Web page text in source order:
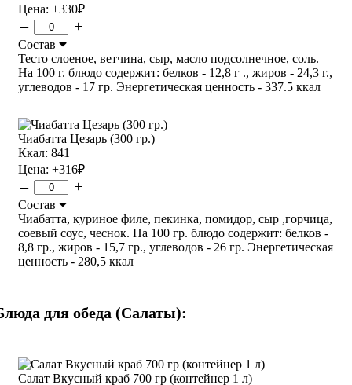
Цена: +330₽
– +
Состав
Тесто слоеное, ветчина, сыр, масло подсолнечное, соль.
На 100 г. блюдо содержит: белков - 12,8 г ., жиров - 24,3 г.,
углеводов - 17 гр. Энергетическая ценность - 337.5 ккал
Чиабатта Цезарь (300 гр.)
Ккал: 841
Цена: +316₽
– +
Состав
Чиабатта, куриное филе, пекинка, помидор, сыр ,горчица,
соевый соус, чеснок. На 100 гр. блюдо содержит: белков -
8,8 гр., жиров - 15,7 гр., углеводов - 26 гр. Энергетическая
ценность - 280,5 ккал
для обеда (Салаты):
Салат Вкусный краб 700 гр (контейнер 1 л)